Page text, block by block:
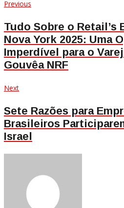
Navegação
de
Post
Previous
Tudo Sobre o Retail’s
Nova York 2025: Uma
Imperdível para o
Gouvêa NRF
NextNext
Sete Razões para
Brasileiros
Israel